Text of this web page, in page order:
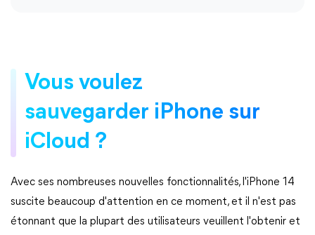
Vous voulez
sauvegarder iPhone sur
iCloud ?
Avec ses nombreuses nouvelles fonctionnalités, l'iPhone 14
suscite beaucoup d'attention en ce moment, et il n'est pas
étonnant que la plupart des utilisateurs veuillent l'obtenir et